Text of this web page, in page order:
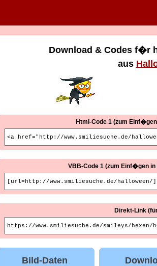
Download & Codes f�r
aus
Html-Code 1 (zum
VBB-Code 1 (zum Einf�gen
Direkt-Link
Bild-Daten